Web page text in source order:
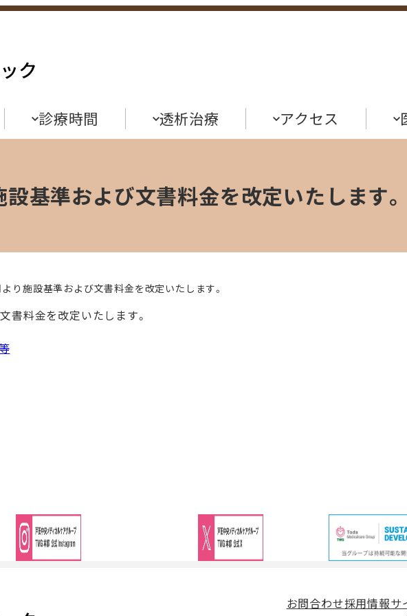
診療時間 透析治療 アクセス
基準および文書料金を改定いたします。
り施設基準および文書料金を改定いたします。
書料金を改定いたします。
お問合わせ採用情報サ